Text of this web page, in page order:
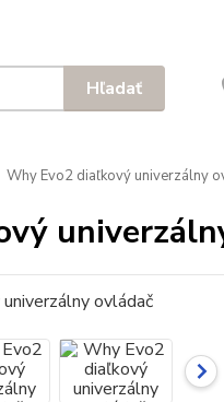
Hľadať
Why Evo2 diaľkový univerzálny